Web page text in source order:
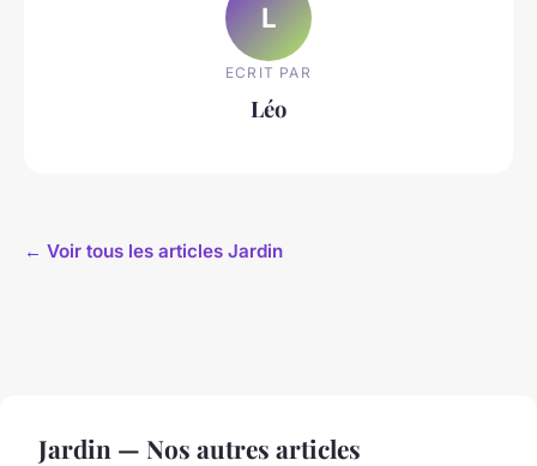
L
ECRIT PAR
Léo
← Voir tous les articles Jardin
Jardin — Nos autres articles